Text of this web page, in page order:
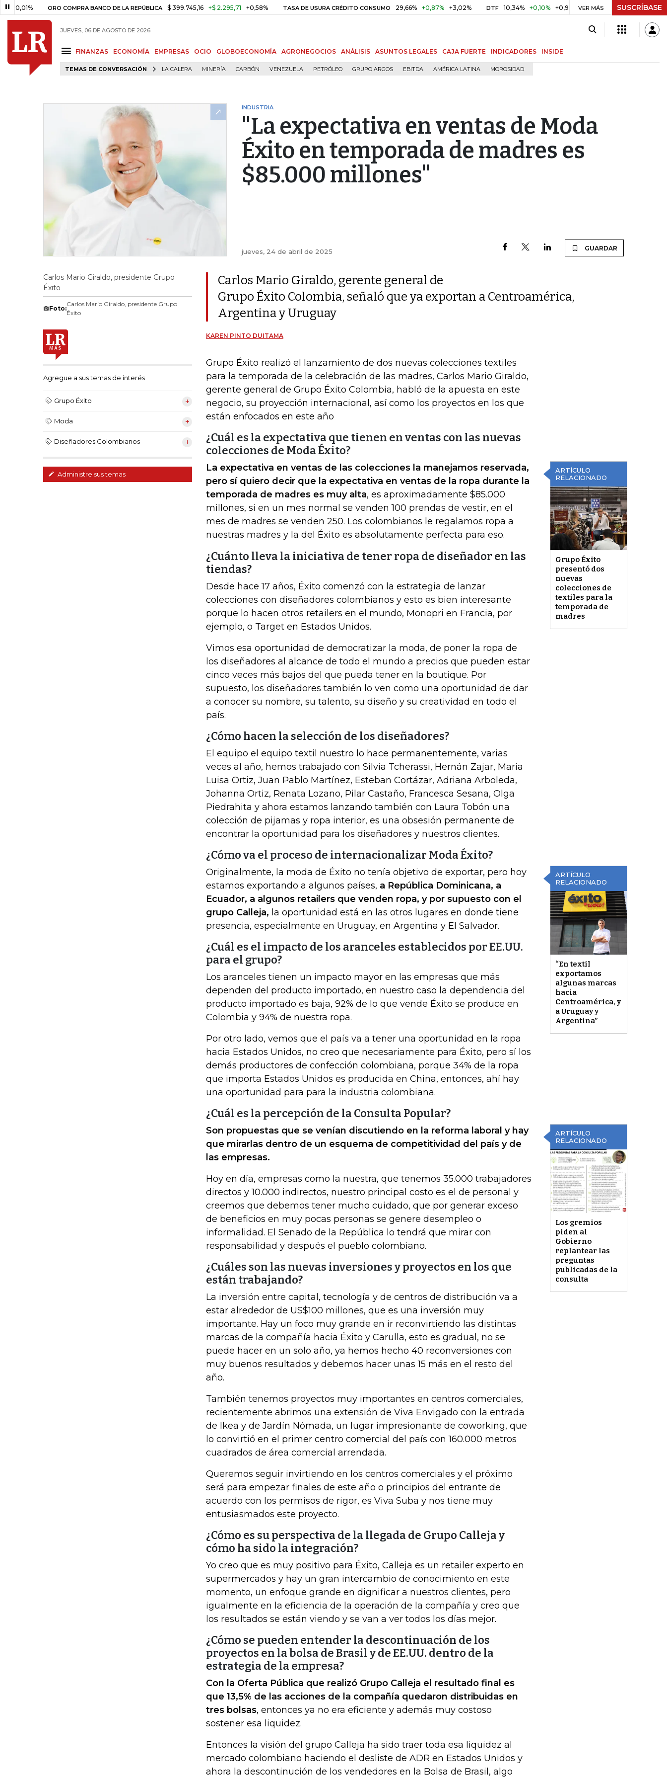
ORO COMPRA BANCO DE LA REPÚBLICA $ 399.745,16 +$ 2.295,71 +0,58% TASA DE USURA CRÉDITO CONSUMO 29,66% +0,87% +3,02% DTF 10,34% +0,10% +0,98% UVR $ 416,86 +$ 0,05 +0,01%
VER MÁS SUSCRÍBASE
JUEVES, 06 DE AGOSTO DE 2026
FINANZAS ECONOMÍA EMPRESAS OCIO GLOBOECONOMÍA AGRONEGOCIOS ANÁLISIS ASUNTOS LEGALES CAJA FUERTE INDICADORES INSIDE
TEMAS DE CONVERSACIÓN LA CALERA MINERÍA CARBÓN VENEZUELA PETRÓLEO GRUPO ARGOS EBITDA AMÉRICA LATINA MOROSIDAD
INDUSTRIA
"La expectativa en ventas de Moda
Éxito en temporada de madres es
$85.000 millones"
jueves, 24 de abril de 2025 GUARDAR
Carlos Mario Giraldo, presidente Grupo
Éxito
Foto:
Carlos Mario Giraldo, presidente Grupo
Éxito
Agregue a sus temas de interés
Grupo Éxito
Moda
Diseñadores Colombianos
Administre sus temas
Carlos Mario Giraldo, gerente general de
Grupo Éxito Colombia, señaló que ya exportan a Centroamérica,
Argentina y Uruguay
KAREN PINTO DUITAMA
Grupo Éxito realizó el lanzamiento de dos nuevas colecciones textiles
para la temporada de la celebración de las madres, Carlos Mario Giraldo,
gerente general de Grupo Éxito Colombia, habló de la apuesta en este
negocio, su proyección internacional, así como los proyectos en los que
están enfocados en este año
¿Cuál es la expectativa que tienen en ventas con las nuevas
colecciones de Moda Éxito?
ARTÍCULO
RELACIONADO
Grupo Éxito
presentó dos
nuevas
colecciones de
textiles para la
temporada de
madres
La expectativa en ventas de las colecciones la manejamos reservada,
pero sí quiero decir que la expectativa en ventas de la ropa durante la
temporada de madres es muy alta, es aproximadamente $85.000
millones, si en un mes normal se venden 100 prendas de vestir, en el
mes de madres se venden 250. Los colombianos le regalamos ropa a
nuestras madres y la del Éxito es absolutamente perfecta para eso.
¿Cuánto lleva la iniciativa de tener ropa de diseñador en las
tiendas?
Desde hace 17 años, Éxito comenzó con la estrategia de lanzar
colecciones con diseñadores colombianos y esto es bien interesante
porque lo hacen otros retailers en el mundo, Monopri en Francia, por
ejemplo, o Target en Estados Unidos.
Vimos esa oportunidad de democratizar la moda, de poner la ropa de
los diseñadores al alcance de todo el mundo a precios que pueden estar
cinco veces más bajos del que pueda tener en la boutique. Por
supuesto, los diseñadores también lo ven como una oportunidad de dar
a conocer su nombre, su talento, su diseño y su creatividad en todo el
país.
¿Cómo hacen la selección de los diseñadores?
El equipo el equipo textil nuestro lo hace permanentemente, varias
veces al año, hemos trabajado con Silvia Tcherassi, Hernán Zajar, María
Luisa Ortiz, Juan Pablo Martínez, Esteban Cortázar, Adriana Arboleda,
Johanna Ortiz, Renata Lozano, Pilar Castaño, Francesca Sesana, Olga
Piedrahita y ahora estamos lanzando también con Laura Tobón una
colección de pijamas y ropa interior, es una obsesión permanente de
encontrar la oportunidad para los diseñadores y nuestros clientes.
¿Cómo va el proceso de internacionalizar Moda Éxito?
ARTÍCULO
RELACIONADO
“En textil
exportamos
algunas marcas
hacia
Centroamérica, y
a Uruguay y
Argentina”
Originalmente, la moda de Éxito no tenía objetivo de exportar, pero hoy
estamos exportando a algunos países, a República Dominicana, a
Ecuador, a algunos retailers que venden ropa, y por supuesto con el
grupo Calleja, la oportunidad está en las otros lugares en donde tiene
presencia, especialmente en Uruguay, en Argentina y El Salvador.
¿Cuál es el impacto de los aranceles establecidos por EE.UU.
para el grupo?
Los aranceles tienen un impacto mayor en las empresas que más
dependen del producto importado, en nuestro caso la dependencia del
producto importado es baja, 92% de lo que vende Éxito se produce en
Colombia y 94% de nuestra ropa.
Por otro lado, vemos que el país va a tener una oportunidad en la ropa
hacia Estados Unidos, no creo que necesariamente para Éxito, pero sí los
demás productores de confección colombiana, porque 34% de la ropa
que importa Estados Unidos es producida en China, entonces, ahí hay
una oportunidad para para la industria colombiana.
¿Cuál es la percepción de la Consulta Popular?
ARTÍCULO
RELACIONADO
Los gremios
piden al
Gobierno
replantear las
preguntas
publicadas de la
consulta
Son propuestas que se venían discutiendo en la reforma laboral y hay
que mirarlas dentro de un esquema de competitividad del país y de
las empresas.
Hoy en día, empresas como la nuestra, que tenemos 35.000 trabajadores
directos y 10.000 indirectos, nuestro principal costo es el de personal y
creemos que debemos tener mucho cuidado, que por generar exceso
de beneficios en muy pocas personas se genere desempleo o
informalidad. El Senado de la República lo tendrá que mirar con
responsabilidad y después el pueblo colombiano.
¿Cuáles son las nuevas inversiones y proyectos en los que
están trabajando?
La inversión entre capital, tecnología y de centros de distribución va a
estar alrededor de US$100 millones, que es una inversión muy
importante. Hay un foco muy grande en ir reconvirtiendo las distintas
marcas de la compañía hacia Éxito y Carulla, esto es gradual, no se
puede hacer en un solo año, ya hemos hecho 40 reconversiones con
muy buenos resultados y debemos hacer unas 15 más en el resto del
año.
También tenemos proyectos muy importantes en centros comerciales,
recientemente abrimos una extensión de Viva Envigado con la entrada
de Ikea y de Jardín Nómada, un lugar impresionante de coworking, que
lo convirtió en el primer centro comercial del país con 160.000 metros
cuadrados de área comercial arrendada.
Queremos seguir invirtiendo en los centros comerciales y el próximo
será para empezar finales de este año o principios del entrante de
acuerdo con los permisos de rigor, es Viva Suba y nos tiene muy
entusiasmados este proyecto.
¿Cómo es su perspectiva de la llegada de Grupo Calleja y
cómo ha sido la integración?
Yo creo que es muy positivo para Éxito, Calleja es un retailer experto en
supermercados y hay un gran intercambio de conocimiento en este
momento, un enfoque grande en dignificar a nuestros clientes, pero
igualmente en la eficiencia de la operación de la compañía y creo que
los resultados se están viendo y se van a ver todos los días mejor.
¿Cómo se pueden entender la descontinuación de los
proyectos en la bolsa de Brasil y de EE.UU. dentro de la
estrategia de la empresa?
Con la Oferta Pública que realizó Grupo Calleja el resultado final es
que 13,5% de las acciones de la compañía quedaron distribuidas en
tres bolsas, entonces ya no era eficiente y además muy costoso
sostener esa liquidez.
Entonces la visión del grupo Calleja ha sido traer toda esa liquidez al
mercado colombiano haciendo el desliste de ADR en Estados Unidos y
ahora la descontinución de los vendedores en la Bolsa de Brasil, algo